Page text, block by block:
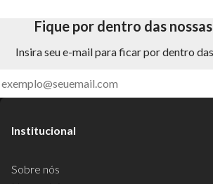
Fique por dentro das
Insira seu e-mail para ficar por dentro
Institucional
Sobre nós